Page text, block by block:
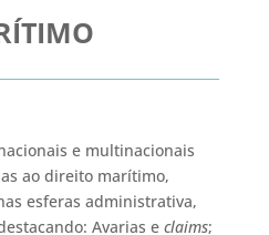
e multinacionais
ao direito marítimo,
esferas administrativa,
Avarias e claims;